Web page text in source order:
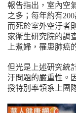
報告指出，室內空
之多；每年約有
而死於室外空汙者
家衛生研究院的調
上煮婦，罹患肺癌
但光是上述研究統
汙問題的嚴重性。
授特別率領系上團